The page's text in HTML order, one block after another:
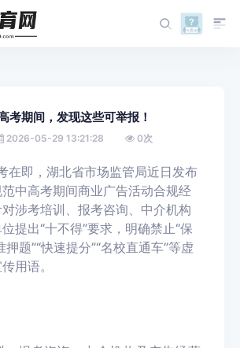
考期间，发现这些可举报！
2026-05-29 13:21:28 0次
在即，湖北省市场监管局近日发布
范中高考期间商业广告活动合规经
对涉考培训、报考咨询、中介机构
提出“十不得”要求， 明确禁止“保
押题”“快速提分”“名校直通车”等虚
用语。